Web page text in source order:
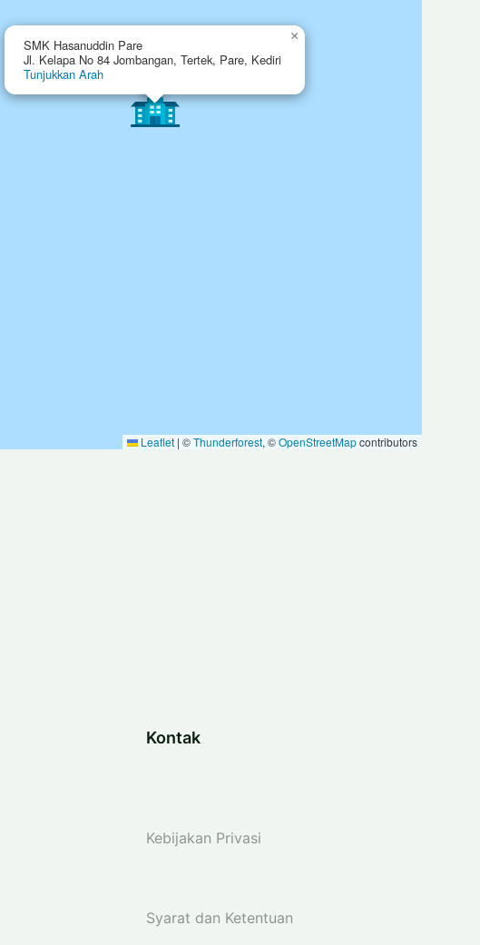
SMK Hasanuddin Pare
Jl. Kelapa No 84 Jombangan, Tertek, Pare, Kediri
Tunjukkan Arah
×
Leaflet | ©Thunderforest, ©OpenStreetMapcontributors
Kontak
Kebijakan Privasi
Syarat dan Ketentuan